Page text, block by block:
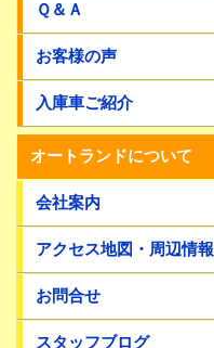
Ｑ＆Ａ
お客様の声
入庫車ご紹介
オートランドについて
会社案内
アクセス地図・周辺情報
お問合せ
スタッフブログ